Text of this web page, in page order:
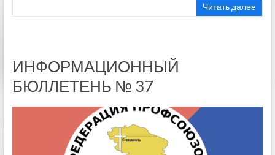
Читать далее
ИНФОРМАЦИОННЫЙ
БЮЛЛЕТЕНЬ № 37